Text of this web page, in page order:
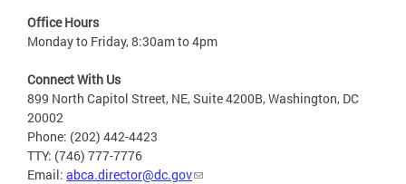
Office Hours
Monday to Friday, 8:30am to 4pm
Connect With Us
899 North Capitol Street, NE, Suite 4200B, Washington, DC
20002
Phone: (202) 442-4423
TTY: (746) 777-7776
Email: abca.director@dc.gov